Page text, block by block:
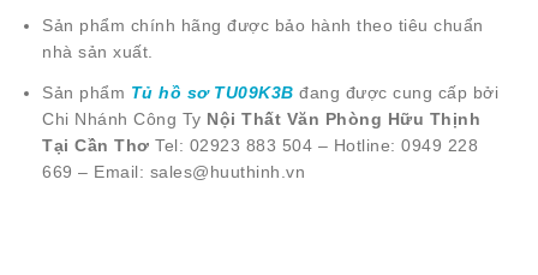
Sản phẩm chính hãng được bảo hành theo tiêu chuẩn
nhà sản xuất.
Sản phẩm Tủ hồ sơ TU09K3B đang được cung cấp bởi
Chi Nhánh Công Ty Nội Thất Văn Phòng Hữu Thịnh
Tại Cần Thơ Tel: 02923 883 504 – Hotline: 0949 228
669 – Email: sales@huuthinh.vn